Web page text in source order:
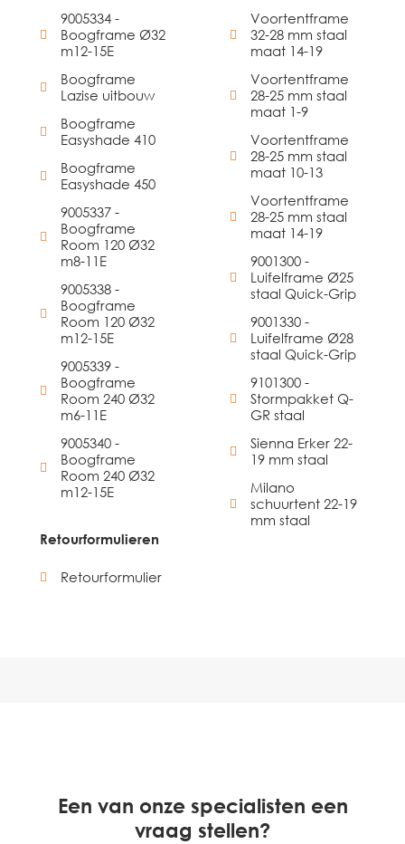
9005334 -
Boogframe Ø32
m12-15E
Boogframe
Lazise uitbouw
Boogframe
Easyshade 410
Boogframe
Easyshade 450
9005337 -
Boogframe
Room 120 Ø32
m8-11E
9005338 -
Boogframe
Room 120 Ø32
m12-15E
9005339 -
Boogframe
Room 240 Ø32
m6-11E
9005340 -
Boogframe
Room 240 Ø32
m12-15E
Voortentframe
32-28 mm staal
maat 14-19
Voortentframe
28-25 mm staal
maat 1-9
Voortentframe
28-25 mm staal
maat 10-13
Voortentframe
28-25 mm staal
maat 14-19
9001300 -
Luifelframe Ø25
staal Quick-Grip
9001330 -
Luifelframe Ø28
staal Quick-Grip
9101300 -
Stormpakket Q-
GR staal
Sienna Erker 22-
19 mm staal
Milano
schuurtent 22-19
mm staal
Retourformulieren
Retourformulier
Een van onze specialisten een
vraag stellen?